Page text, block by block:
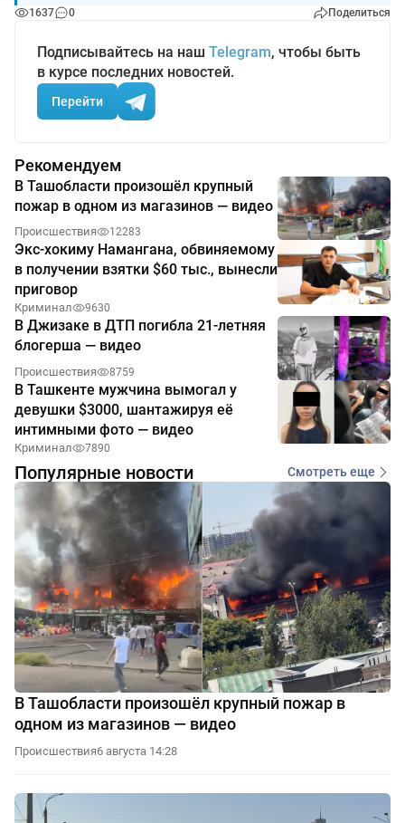
1637 0 Поделиться
Подписывайтесь на наш Telegram, чтобы быть
в курсе последних новостей.
Перейти
Рекомендуем
В Ташобласти произошёл крупный
пожар в одном из магазинов — видео
Происшествия 12283
Экс-хокиму Намангана, обвиняемому
в получении взятки $60 тыс., вынесли
приговор
Криминал 9630
В Джизаке в ДТП погибла 21-летняя
блогерша — видео
Происшествия 8759
В Ташкенте мужчина вымогал у
девушки $3000, шантажируя её
интимными фото — видео
Криминал 7890
Популярные новости Смотреть еще
В Ташобласти произошёл крупный пожар в
одном из магазинов — видео
Происшествия6 августа 14:28